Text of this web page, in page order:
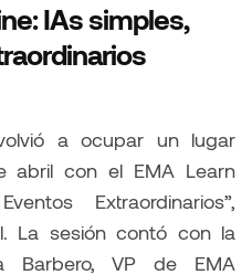
IAs simples,
a ocupar un lugar
abril con el EMA Learn
Extraordinarios”,
La sesión contó con la
Barbero, VP de EMA